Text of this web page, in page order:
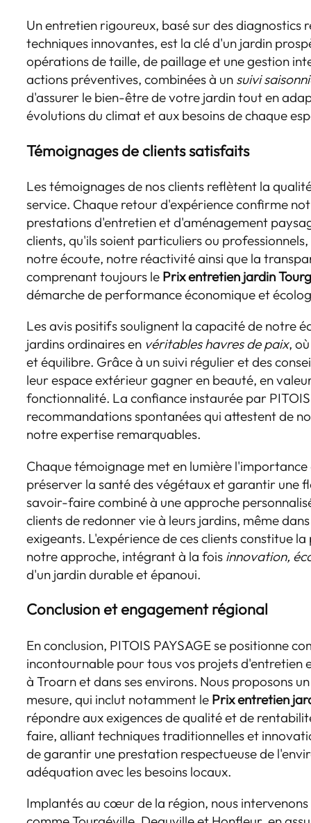
Un entretien rigoureux, basé sur des diagnostics
techniques innovantes, est la clé d'un jardin
opérations de taille, de paillage et une gestion
actions préventives, combinées à un suivi
d'assurer le bien-être de votre jardin tout en
évolutions du climat et aux besoins de chaque
Témoignages de clients satisfaits
Les témoignages de nos clients reflètent la
service. Chaque retour d'expérience confirme
prestations d'entretien et d'aménagement
clients, qu'ils soient particuliers ou
notre écoute, notre réactivité ainsi que la
comprenant toujours le Prix entretien jardin
démarche de performance économique et
Les avis positifs soulignent la capacité de notre
jardins ordinaires en véritables havres de paix,
et équilibre. Grâce à un suivi régulier et des
leur espace extérieur gagner en beauté, en
fonctionnalité. La confiance instaurée par
recommandations spontanées qui attestent de
notre expertise remarquables.
Chaque témoignage met en lumière
préserver la santé des végétaux et garantir une
savoir-faire combiné à une approche
clients de redonner vie à leurs jardins, même
exigeants. L'expérience de ces clients constitue
notre approche, intégrant à la fois innovation,
d'un jardin durable et épanoui.
Conclusion et engagement régional
En conclusion, PITOIS PAYSAGE se positionne
incontournable pour tous vos projets d'entretien
à Troarn et dans ses environs. Nous proposons
mesure, qui inclut notamment le Prix entretien
répondre aux exigences de qualité et de
faire, alliant techniques traditionnelles et
de garantir une prestation respectueuse de
adéquation avec les besoins locaux.
Implantés au cœur de la région, nous